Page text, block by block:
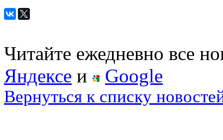
Читайте ежедневно все
Яндексе и Google
Вернуться к списку